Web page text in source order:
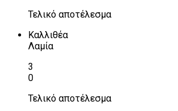
Τελικό αποτέλεσμα
Καλλιθέα
Λαμία
3
0
Τελικό αποτέλεσμα